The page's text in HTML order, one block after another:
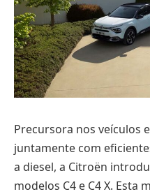
Precursora nos veículos
juntamente com
a diesel, a Citroën
modelos C4 e C4 X. Esta